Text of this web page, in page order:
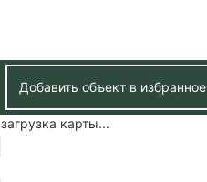
Добавить объект в избранное
загрузка карты...